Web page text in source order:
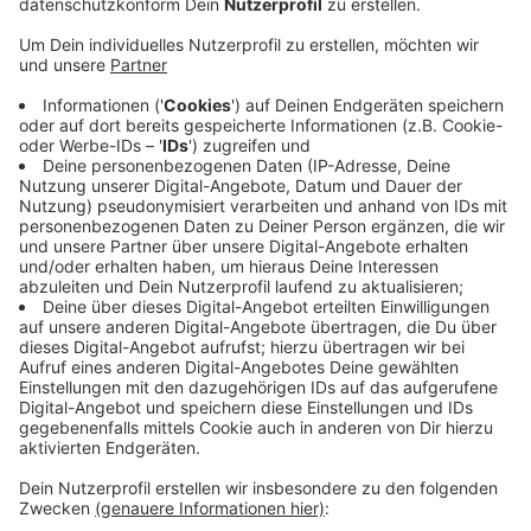
weit von der B70 eine chemische Substanz in die
Böschung gekippt. Um was es sich genau handelt, das
wird gerade untersucht. Neben der Polizei sind auch
der Kreis Borken und das Landesamt für Natur, Umwelt
und Verbraucherschutz kurz LANUV an den
Ermittlungen beteiligt. Aufgefallen war die
Verunreinigung gestern. Die Polizei sucht nun Zeugen,
die zwischen Montag abend und Dienstag mittag z.B.
verdächtige Personen oder Fahrzeuge in dem Bereich
gesehen haben.